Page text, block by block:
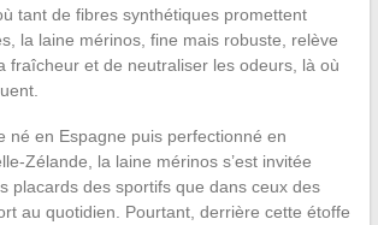
tant de fibres synthétiques promettent
la laine mérinos, fine mais robuste, relève
fraîcheur et de neutraliser les odeurs, là où
né en Espagne puis perfectionné en
Zélande, la laine mérinos s’est invitée
placards des sportifs que dans ceux des
au quotidien. Pourtant, derrière cette étoffe